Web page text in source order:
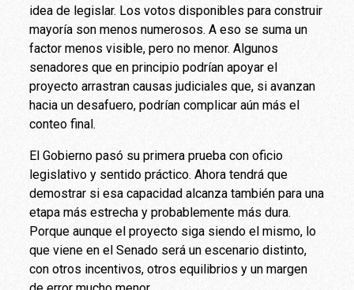
idea de legislar. Los votos disponibles para construir
mayoría son menos numerosos. A eso se suma un
factor menos visible, pero no menor. Algunos
senadores que en principio podrían apoyar el
proyecto arrastran causas judiciales que, si avanzan
hacia un desafuero, podrían complicar aún más el
conteo final.
El Gobierno pasó su primera prueba con oficio
legislativo y sentido práctico. Ahora tendrá que
demostrar si esa capacidad alcanza también para una
etapa más estrecha y probablemente más dura.
Porque aunque el proyecto siga siendo el mismo, lo
que viene en el Senado será un escenario distinto,
con otros incentivos, otros equilibrios y un margen